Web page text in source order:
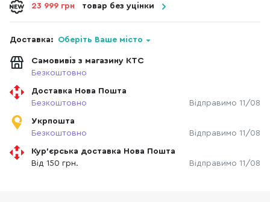
23 999 грн товар без уцінки
Доставка: Оберіть Ваше місто
Самовивіз з магазину КТС
Безкоштовно
Доставка Нова Пошта
Безкоштовно
Відправимо 11/08
Укрпошта
Безкоштовно
Відправимо 11/08
Кур'єрська доставка Нова Пошта
Від 150 грн.
Відправимо 11/08